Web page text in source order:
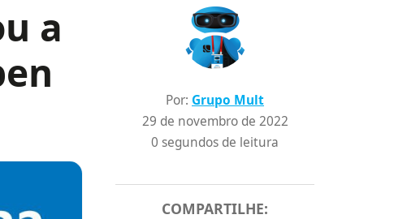
a
Por: Grupo Mult
29 de novembro de 2022
0 segundos de leitura
COMPARTILHE: